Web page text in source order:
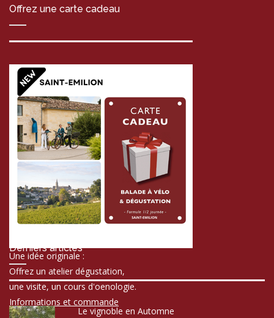
Offrez une carte cadeau
Une idée originale :
Offrez un atelier dégustation,
une visite, un cours d'oenologie.
Informations et commande
Derniers articles
Le vignoble en Automne